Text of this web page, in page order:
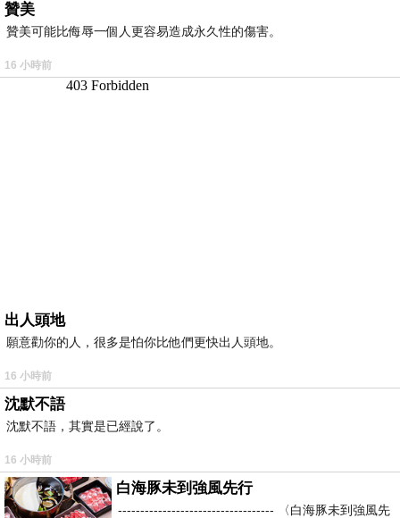
贊美
贊美可能比侮辱一個人更容易造成永久性的傷害。
16 小時前
出人頭地
願意勸你的人，很多是怕你比他們更快出人頭地。
16 小時前
沈默不語
沈默不語，其實是已經說了。
16 小時前
白海豚未到強風先行
----------------------------------- 〈白海豚未到強風先